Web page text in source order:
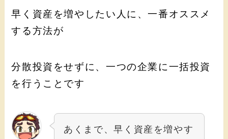
早く資産を増やしたい人に、一番オススメ
する方法が
分散投資をせずに、一つの企業に一括投資
を行うことです
あくまで、早く資産を増やす